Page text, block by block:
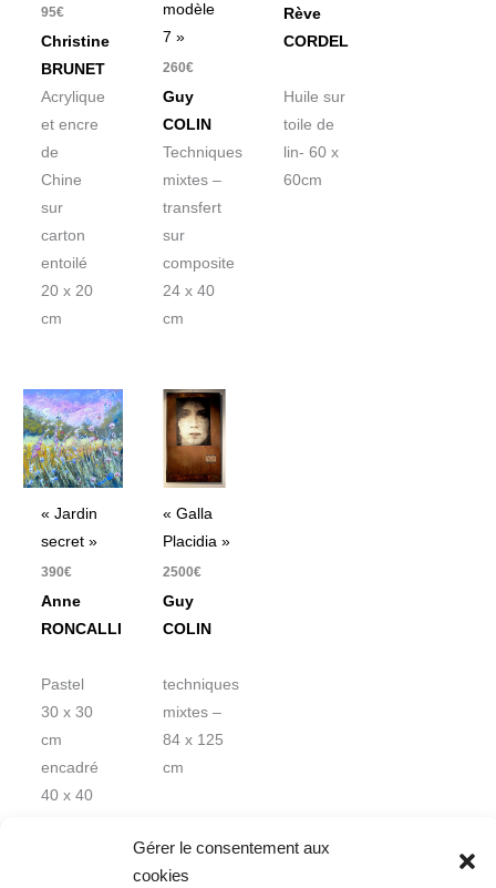
Gérer le consentement aux
cookies
95€
Christine
BRUNET
Acrylique
et encre
de
Chine
sur
carton
entoilé
20 x 20
cm
modèle
7 »
260€
Guy
COLIN
Techniques
mixtes –
transfert
sur
composite
24 x 40
cm
Rève
CORDEL
Huile sur
toile de
lin- 60 x
60cm
« Jardin
secret »
390€
Anne
RONCALLI
Pastel
30 x 30
cm
encadré
40 x 40
« Galla
Placidia »
2500€
Guy
COLIN
techniques
mixtes –
84 x 125
cm